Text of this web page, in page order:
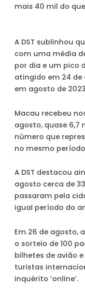
mais 40 mil do
A DST sublinhou
com uma média
por dia e um pico
atingido em 24 de
em agosto de
Macau recebeu
agosto, quase 6,7
número que
no mesmo
A DST destacou
agosto cerca de
passaram pela
igual período do
Em 26 de agosto,
o sorteio de 100
bilhetes de avião
turistas
inquérito ‘online’.